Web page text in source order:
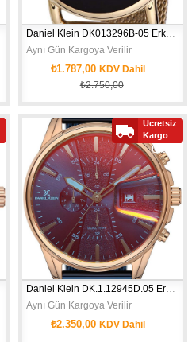
Aynı Gün Kargoya Verilir
₺1.787,00 KDV Dahil
₺2.750,00
Aynı Gün Kargoya Verilir
₺2.350,00 KDV Dahil
Ücretsiz
Kargo
Yeni
Ürün